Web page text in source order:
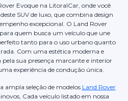
Evoque na LitoralCar, onde você
SUV de luxo, que combina design
excepcional. O Land Rover
quem busca um veículo que une
tanto para o uso urbano quanto
Com uma estética moderna e
pela sua presença marcante e interior
experiência de condução única.
ampla seleção de modelos Land Rover
Cada veículo listado em nossa